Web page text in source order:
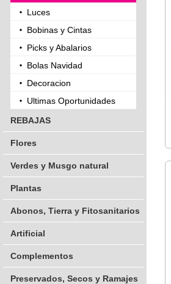
Luces
Bobinas y Cintas
Picks y Abalarios
Bolas Navidad
Decoracion
Ultimas Oportunidades
REBAJAS
Flores
Verdes y Musgo natural
Plantas
Abonos, Tierra y Fitosanitarios
Artificial
Complementos
Preservados, Secos y Ramajes